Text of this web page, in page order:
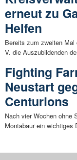
erneut zu
Helfen
Bereits zum zweiten Mal
V. die Auszubildenden
Fighting
Neustart
Centurions
Nach vier Wochen ohne
Montabaur ein wichtiges